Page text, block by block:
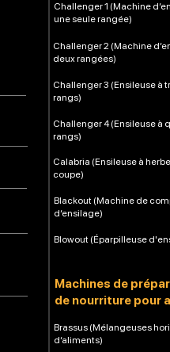
Challenger 1 (Machine
une seule rangée)
Challenger 2 (Machine
deux rangées)
Calabria (Ensileuse à
coupe)
Blackout (Machine de
d’ensilage)
Blowout (Éparpilleuse
Machines de
de nourriture pour
Challenger 4 (Ensileuse à
rangs)
Challenger 3 (Ensileuse à
rangs)
Brassus (Mélangeuses
d’aliments)